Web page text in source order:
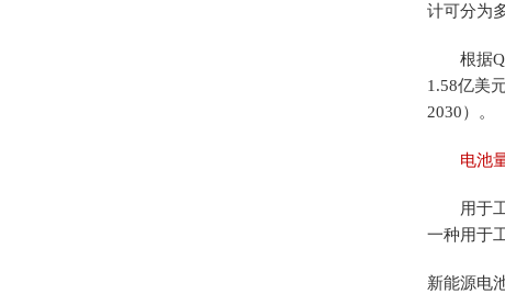
计可分为
根据
1.58亿美
2030）。
电池
用于工
一种用于
新能源电